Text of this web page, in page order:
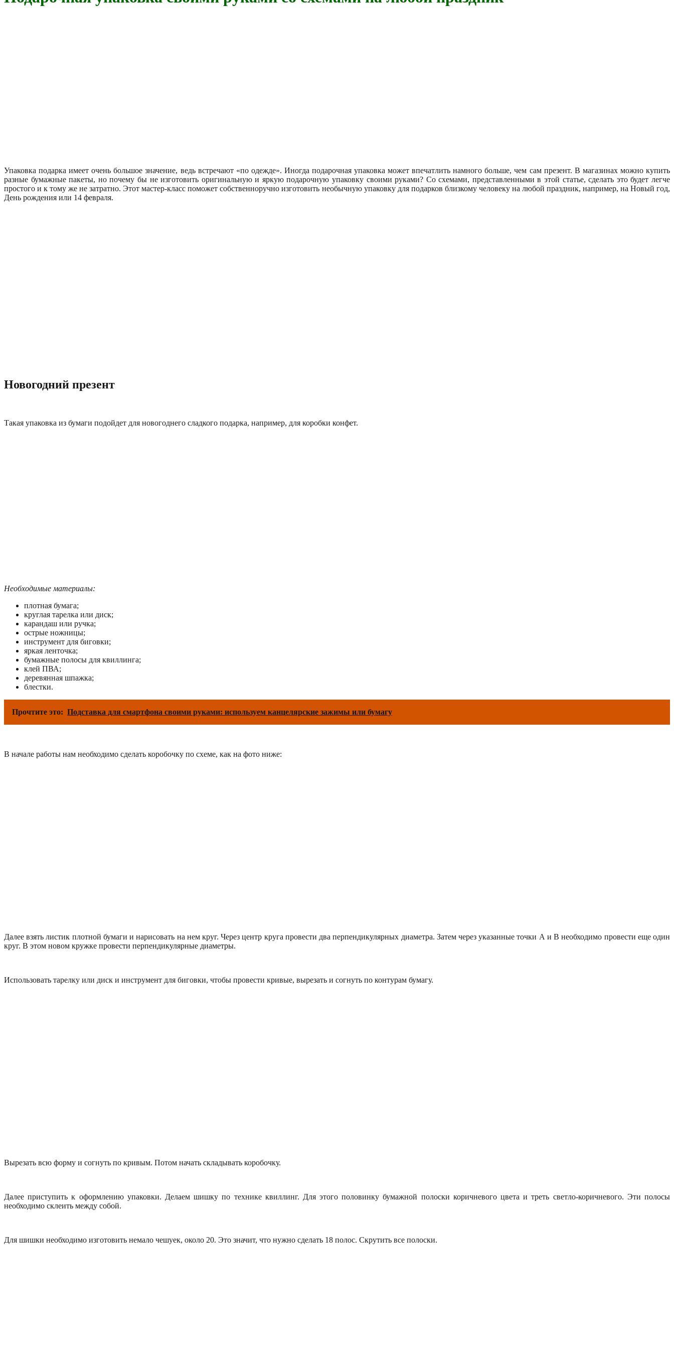
Упаковка подарка имеет очень большое значение, ведь встречают «по одежде». Иногда подарочная упаковка может впечатлить намного больше, чем сам презент. В магазинах можно купить
разные бумажные пакеты, но почему бы не изготовить оригинальную и яркую подарочную упаковку своими руками? Со схемами, представленными в этой статье, сделать это будет легче
простого и к тому же не затратно. Этот мастер-класс поможет собственноручно изготовить необычную упаковку для подарков близкому человеку на любой праздник, например, на Новый год,
День рождения или 14 февраля.
Новогодний презент
Такая упаковка из бумаги подойдет для новогоднего сладкого подарка, например, для коробки конфет.
Необходимые материалы:
плотная бумага;
круглая тарелка или диск;
карандаш или ручка;
острые ножницы;
инструмент для биговки;
яркая ленточка;
бумажные полосы для квиллинга;
клей ПВА;
деревянная шпажка;
блестки.
Прочтите это: Подставка для смартфона своими руками: используем канцелярские зажимы или бумагу
В начале работы нам необходимо сделать коробочку по схеме, как на фото ниже:
Далее взять листик плотной бумаги и нарисовать на нем круг. Через центр круга провести два перпендикулярных диаметра. Затем через указанные точки А и В необходимо провести еще один
круг. В этом новом кружке провести перпендикулярные диаметры.
Использовать тарелку или диск и инструмент для биговки, чтобы провести кривые, вырезать и согнуть по контурам бумагу.
Вырезать всю форму и согнуть по кривым. Потом начать складывать коробочку.
Далее приступить к оформлению упаковки. Делаем шишку по технике квиллинг. Для этого половинку бумажной полоски коричневого цвета и треть светло-коричневого. Эти полосы
необходимо склеить между собой.
Для шишки необходимо изготовить немало чешуек, около 20. Это значит, что нужно сделать 18 полос. Скрутить все полоски.